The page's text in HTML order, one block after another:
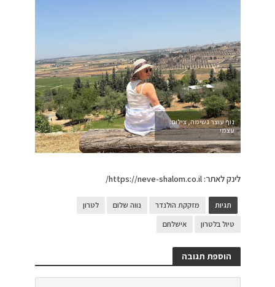
נוף עוצר נשימה, צילום:
עצמי
לינק לאתר: https://neve-shalom.co.il/
תגיות מזקקת הולנדר נווה שלום
לטרון
טיול בלטרון
אישלחם
הוספת תגובה